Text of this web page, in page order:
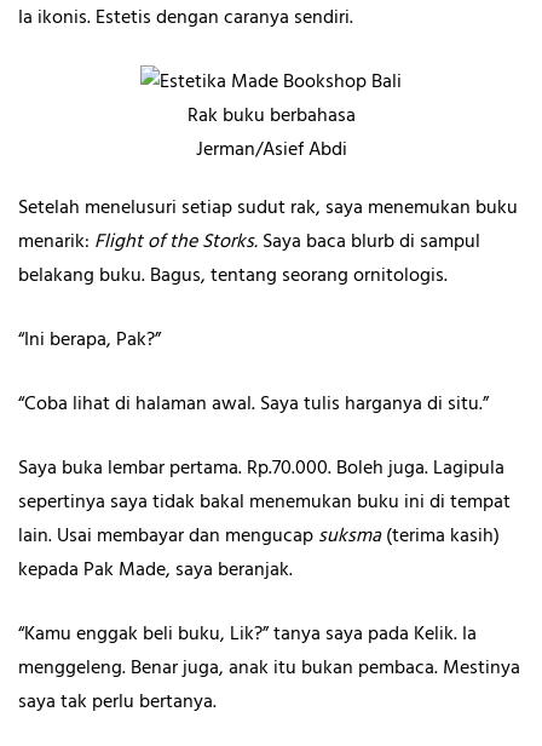
Ia ikonis. Estetis dengan caranya sendiri.
Rak buku berbahasa
Jerman/Asief Abdi
Setelah menelusuri setiap sudut rak, saya menemukan buku
menarik: Flight of the Storks.Saya baca blurbdi sampul
belakang buku. Bagus, tentang seorang ornitologis.
“Ini berapa, Pak?”
“Coba lihat di halaman awal. Saya tulis harganya di situ.”
Saya buka lembar pertama. Rp.70.000. Boleh juga. Lagipula
sepertinya saya tidak bakal menemukan buku ini di tempat
lain. Usai membayar dan mengucapsuksma(terima kasih)
kepada Pak Made, saya beranjak.
“Kamu enggak beli buku, Lik?” tanya saya pada Kelik. Ia
menggeleng. Benar juga, anak itu bukan pembaca. Mestinya
saya tak perlu bertanya.